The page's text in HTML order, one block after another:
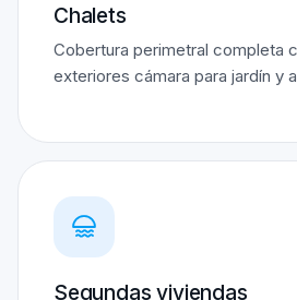
Chalets
Cobertura perimetral completa
exteriores cámara para jardín y
Segundas viviendas